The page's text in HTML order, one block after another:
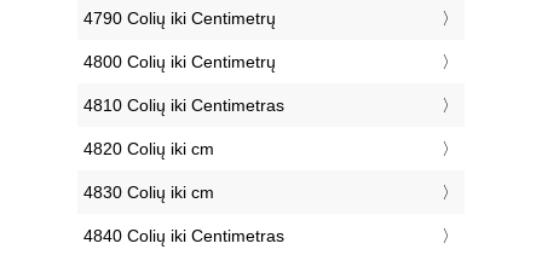
4790 Colių iki Centimetrų
4800 Colių iki Centimetrų
4810 Colių iki Centimetras
4820 Colių iki cm
4830 Colių iki cm
4840 Colių iki Centimetras